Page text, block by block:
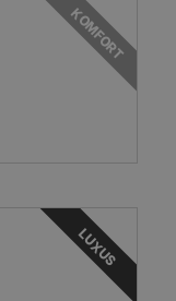
KOMFORT
LUXUS